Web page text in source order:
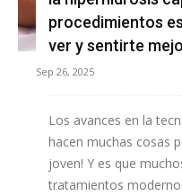
procedimientos
ver y sentirte
Sep 26, 2025
Los avances en la
hacen muchas cosas
joven! Y es que
tratamientos